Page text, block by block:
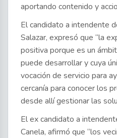
aportando contenido y
El candidato a intendente
Salazar, expresó que “la
positiva porque es un
puede desarrollar y cuya
vocación de servicio para
cercanía para conocer los
desde allí gestionar las
El ex candidato a
Canela, afirmó que “los